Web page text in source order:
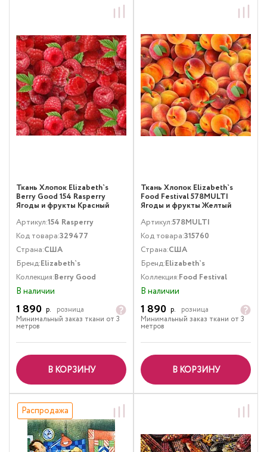
Ткань Хлопок Elizabeth`s
Berry Good 154 Rasperry
Ягоды и фрукты Красный
Артикул:154 Rasperry
Код товара:329477
Страна:США
Бренд:Elizabeth`s
Коллекция:Berry Good
В наличии
1 890 р.
розница
Минимальный заказ ткани от 3
метров
В КОРЗИНУ
Ткань Хлопок Elizabeth`s
Food Festival 578MULTI
Ягоды и фрукты Желтый
Артикул:578MULTI
Код товара:315760
Страна:США
Бренд:Elizabeth`s
Коллекция:Food Festival
В наличии
1 890 р.
розница
Минимальный заказ ткани от 3
метров
В КОРЗИНУ
Распродажа